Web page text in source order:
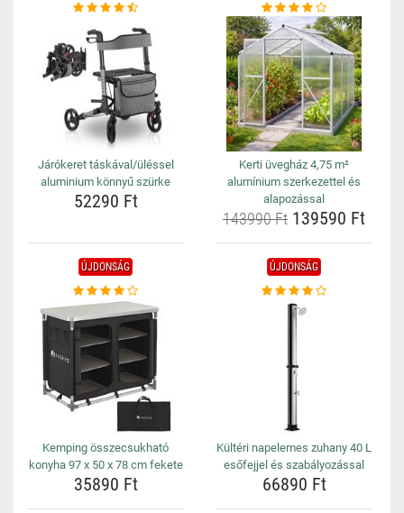
Járókeret táskával/üléssel
aluminium könnyű szürke
52290 Ft
Kerti üvegház 4,75 m²
alumínium szerkezettel és
alapozással
143990 Ft 139590 Ft
ÚJDONSÁG
Kemping összecsukható
konyha 97 x 50 x 78 cm fekete
35890 Ft
ÚJDONSÁG
Kültéri napelemes zuhany 40 L
esőfejjel és szabályozással
66890 Ft